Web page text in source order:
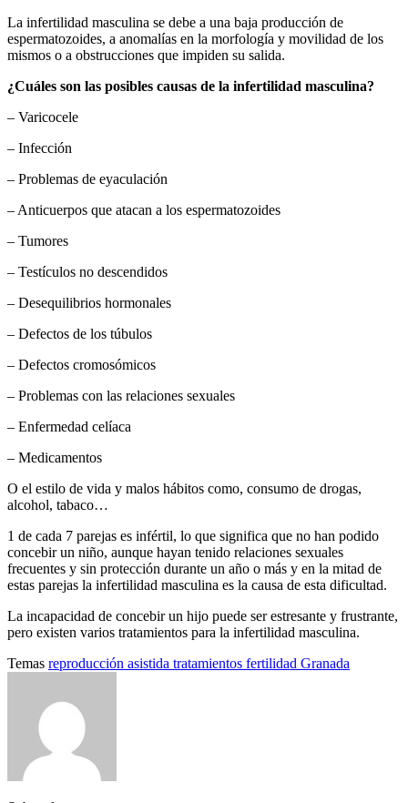
La infertilidad masculina se debe a una baja producción de
espermatozoides, a anomalías en la morfología y movilidad de los
mismos o a obstrucciones que impiden su salida.
¿Cuáles son las posibles causas de la infertilidad masculina?
– Varicocele
– Infección
– Problemas de eyaculación
– Anticuerpos que atacan a los espermatozoides
– Tumores
– Testículos no descendidos
– Desequilibrios hormonales
– Defectos de los túbulos
– Defectos cromosómicos
– Problemas con las relaciones sexuales
– Enfermedad celíaca
– Medicamentos
O el estilo de vida y malos hábitos como, consumo de drogas,
alcohol, tabaco…
1 de cada 7 parejas es infértil, lo que significa que no han podido
concebir un niño, aunque hayan tenido relaciones sexuales
frecuentes y sin protección durante un año o más y en la mitad de
estas parejas la infertilidad masculina es la causa de esta dificultad.
La incapacidad de concebir un hijo puede ser estresante y frustrante,
pero existen varios tratamientos para la infertilidad masculina.
Temas reproducción asistida tratamientos fertilidad Granada